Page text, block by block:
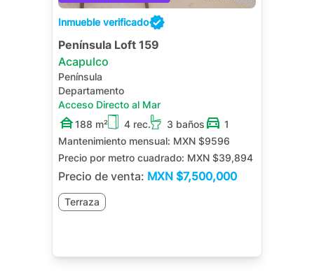
Inmueble verificado
Península Loft 159
Acapulco
Península
Departamento
Acceso Directo al Mar
188 m²
4 rec. 3 baños
1
Mantenimiento mensual: MXN $9596
Precio por metro cuadrado: MXN $39,894
Precio de venta: MXN $7,500,000
Terraza